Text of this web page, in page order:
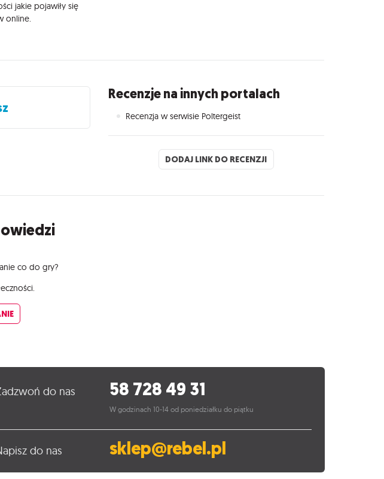
jakie pojawiły się
online.
Recenzje na innych portalach
Recenzja w serwisie Poltergeist
DODAJ LINK DO RECENZJI
co do gry?
do nas 58 728 49 31
W godzinach 10-14 od poniedziałku do piątku
do nas sklep@rebel.pl